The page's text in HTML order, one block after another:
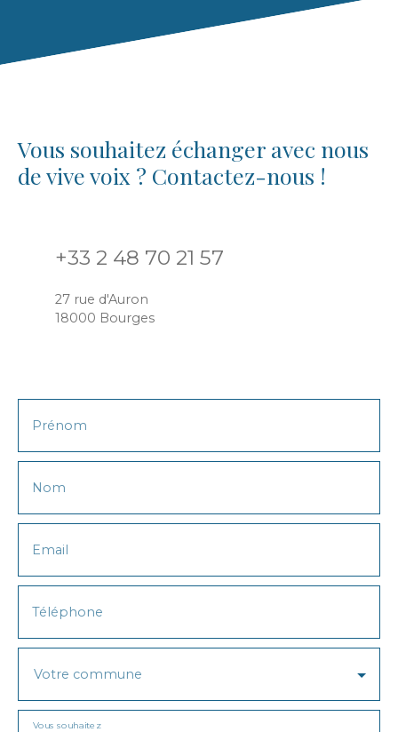
rangements, une salle d'eau, un wc indépendant
et rangements dans le couloir , au 2nd, une grande
chambre avec partie bureau et aménagement
Vous souhaitez échanger avec nous
de vive voix ? Contactez-nous !
+33 2 48 70 21 57
27 rue d'Auron
18000 Bourges
Prénom
Nom
Email
Téléphone
Votre commune
Vous souhaitez